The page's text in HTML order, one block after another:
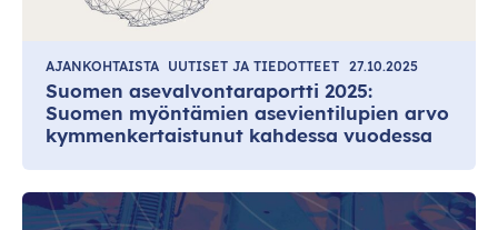
AJANKOHTAISTA UUTISET JA TIEDOTTEET 27.10.2025
Suomen asevalvontaraportti 2025:
Suomen myöntämien asevientilupien arvo
kymmenkertaistunut kahdessa vuodessa